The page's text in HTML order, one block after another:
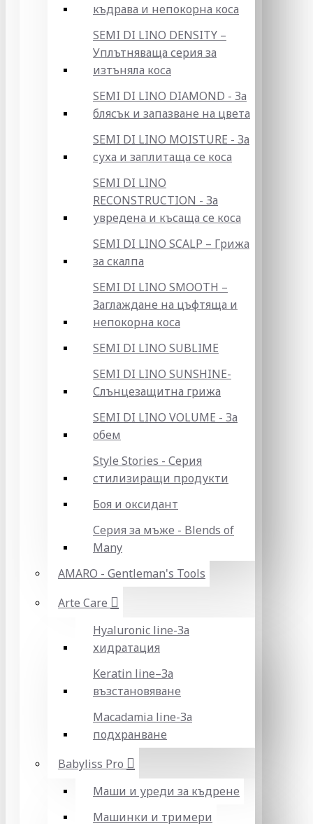
къдрава и непокорна коса
SEMI DI LINO DENSITY –
Уплътняваща серия за
изтъняла коса
SEMI DI LINO DIAMOND - За
блясък и запазване на цвета
SEMI DI LINO MOISTURE - За
суха и заплитаща се коса
SEMI DI LINO
RECONSTRUCTION - За
увредена и късаща се коса
SEMI DI LINO SCALP – Грижа
за скалпа
SEMI DI LINO SMOOTH –
Заглаждане на цъфтяща и
непокорна коса
SEMI DI LINO SUBLIME
SEMI DI LINO SUNSHINE-
Слънцезащитна грижа
SEMI DI LINO VOLUME - За
обем
Style Stories - Серия
стилизиращи продукти
Боя и оксидант
Серия за мъже - Blends of
Many
AMARO - Gentleman's Tools
Arte Care
Hyaluronic line-За
хидратация
Keratin line–За
възстановяване
Macadamia line-За
подхранване
Babyliss Pro
Маши и уреди за къдрене
Машинки и тримери